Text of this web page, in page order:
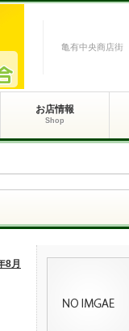
亀有中央商店街
お店情報
Shop
8月